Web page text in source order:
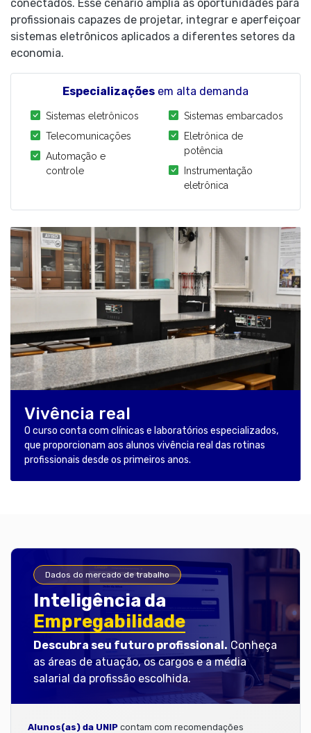
conectados. Esse cenário amplia as oportunidades para
profissionais capazes de projetar, integrar e aperfeiçoar
sistemas eletrônicos aplicados a diferentes setores da
economia.
Especializações em alta demanda
Sistemas eletrônicos
Telecomunicações
Automação e
controle
Sistemas embarcados
Eletrônica de
potência
Instrumentação
eletrônica
Vivência real
O curso conta com clínicas e laboratórios especializados,
que proporcionam aos alunos vivência real das rotinas
profissionais desde os primeiros anos.
Dados do mercado de trabalho
Inteligência da
Empregabilidade
Descubra seu futuro profissional. Conheça
as áreas de atuação, os cargos e a média
salarial da profissão escolhida.
Alunos(as) da UNIP contam com recomendações